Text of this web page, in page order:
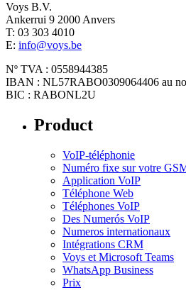
Voys B.V.
Ankerrui 9 2000 Anvers
T: 03 303 4010
E: info@voys.be
Nº TVA : 0558944385
IBAN : NL57RABO0309064406 au
BIC : RABONL2U
Product
VoIP-téléphonie
Numéro fixe sur votre
Application VoIP
Téléphone Web
Téléphones VoIP
Des Numerós VoIP
Numeros internationaux
Intégrations CRM
Voys et Microsoft Teams
WhatsApp Business
Prix